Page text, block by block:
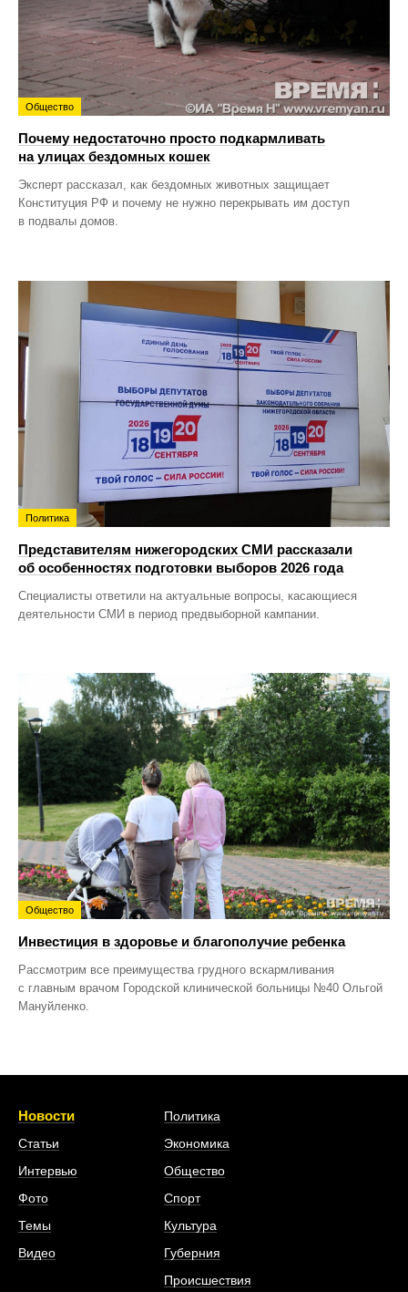
Общество
Почему недостаточно просто подкармливать
на улицах бездомных кошек
Эксперт рассказал, как бездомных животных защищает
Конституция РФ и почему не нужно перекрывать им доступ
в подвалы домов.
Политика
Представителям нижегородских СМИ рассказали
об особенностях подготовки выборов 2026 года
Специалисты ответили на актуальные вопросы, касающиеся
деятельности СМИ в период предвыборной кампании.
Общество
Инвестиция в здоровье и благополучие ребенка
Рассмотрим все преимущества грудного вскармливания
с главным врачом Городской клинической больницы №40 Ольгой
Мануйленко.
Новости
Статьи
Интервью
Фото
Темы
Видео
Политика
Экономика
Общество
Спорт
Культура
Губерния
Происшествия